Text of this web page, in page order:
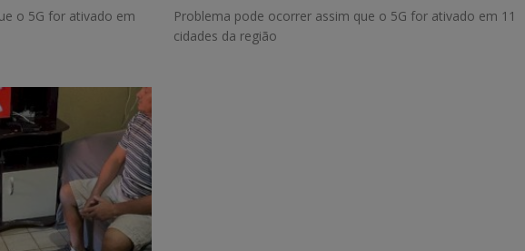
o 5G for ativado em
Problema pode ocorrer assim que o 5G for ativado em 11
cidades da região